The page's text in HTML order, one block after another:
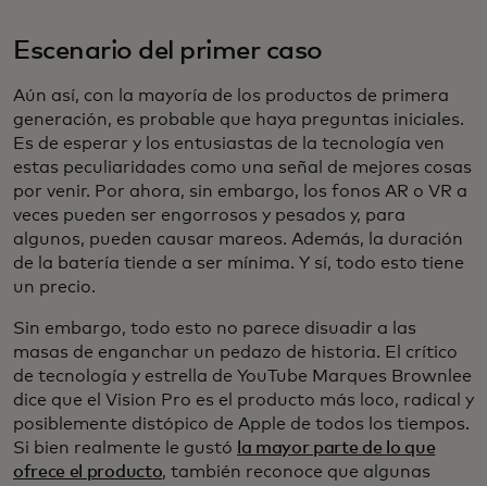
Escenario del primer caso
Aún así, con la mayoría de los productos de primera
generación, es probable que haya preguntas iniciales.
Es de esperar y los entusiastas de la tecnología ven
estas peculiaridades como una señal de mejores cosas
por venir. Por ahora, sin embargo, los fonos AR o VR a
veces pueden ser engorrosos y pesados y, para
algunos, pueden causar mareos. Además, la duración
de la batería tiende a ser mínima. Y sí, todo esto tiene
un precio.
Sin embargo, todo esto no parece disuadir a las
masas de enganchar un pedazo de historia. El crítico
de tecnología y estrella de YouTube Marques Brownlee
dice que el Vision Pro es el producto más loco, radical y
posiblemente distópico de Apple de todos los tiempos.
Si bien realmente le gustó
la mayor parte de lo que
ofrece el producto, también reconoce que algunas